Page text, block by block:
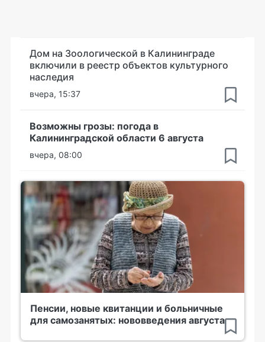
Дом на Зоологической в Калининграде
включили в реестр объектов культурного
наследия
вчера, 15:37
Возможны грозы: погода в
Калининградской области 6 августа
вчера, 08:00
Пенсии, новые квитанции и больничные
для самозанятых: нововведения августа